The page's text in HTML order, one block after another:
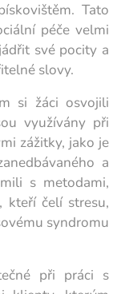
Tato
péče velmi
své pocity a
slovy.
si žáci osvojili
využívány při
zážitky, jako je
a
s metodami,
kteří čelí stresu,
syndromu
při práci s